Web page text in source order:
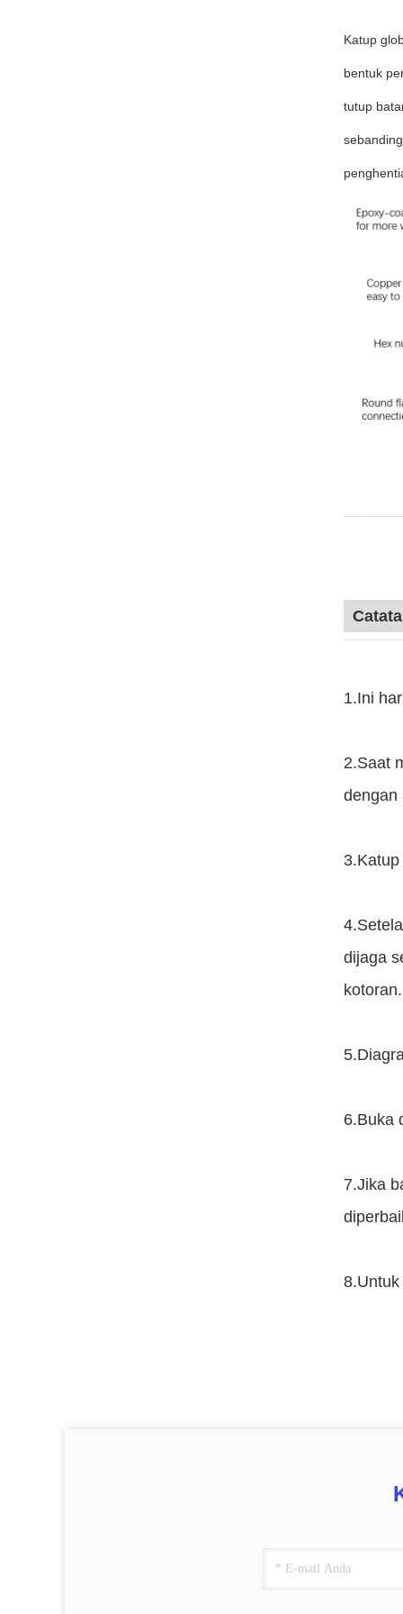
Katup
bentuk
tutup
1.Ini
2.Saat
dengan
dijaga
kotoran.
6.Buka
7.Jika